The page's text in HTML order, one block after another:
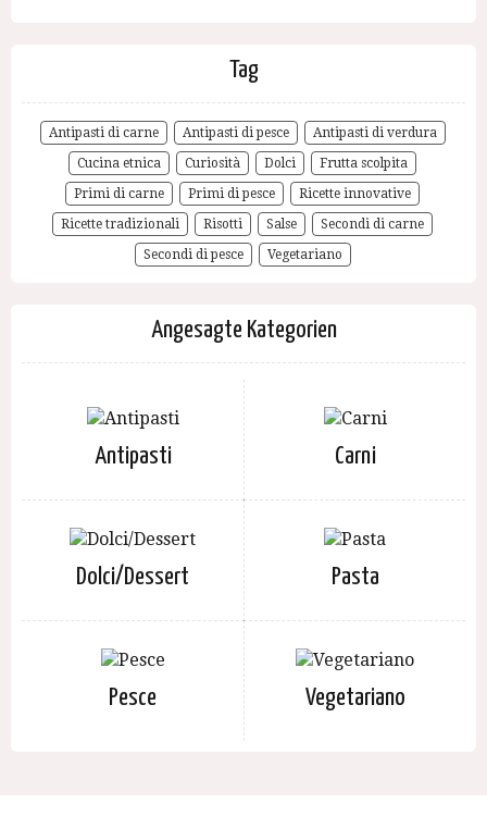
Tag
Antipasti di carne Antipasti di pesce
Antipasti di verdura
Cucina etnica
Curiosità Dolci
Frutta scolpita
Primi di carne
Primi di pesce
Ricette innovative
Ricette tradizionali
Risotti Salse
Secondi di carne
Secondi di pesce
Vegetariano
Angesagte Kategorien
Antipasti Carni
Dolci/Dessert Pasta
Pesce Vegetariano